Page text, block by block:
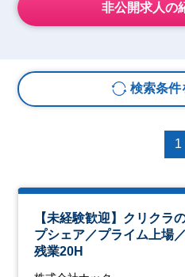
非公開求人の
検索条件
1
【未経験歓迎】クリクラ
プシェア／プライム上場
残業20H